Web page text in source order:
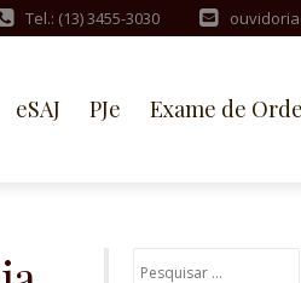
Tel.: (13) 3455-3030
eSAJ PJe Exame de